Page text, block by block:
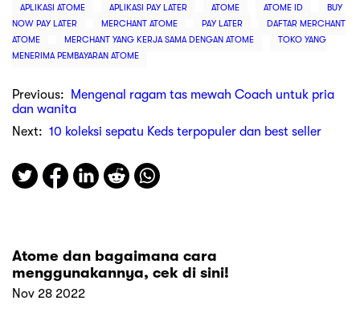
APLIKASI ATOME APLIKASI PAY LATER ATOME ATOME ID
BUY
NOW PAY LATER
MERCHANT ATOME PAY LATER
DAFTAR MERCHANT
ATOME
MERCHANT YANG KERJA SAMA DENGAN ATOME
TOKO YANG
MENERIMA PEMBAYARAN ATOME
Previous:
Mengenal ragam tas mewah Coach untuk pria
dan wanita
Next: 10 koleksi sepatu Keds terpopuler dan best seller
Atome dan bagaimana cara
menggunakannya, cek di sini!
Nov 28 2022